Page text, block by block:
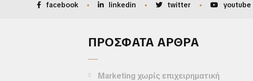
facebook linkedin twitter youtube
ΠΡΟΣΦΑΤΑ ΑΡΘΡΑ
Marketing χωρίς επιχειρηματική